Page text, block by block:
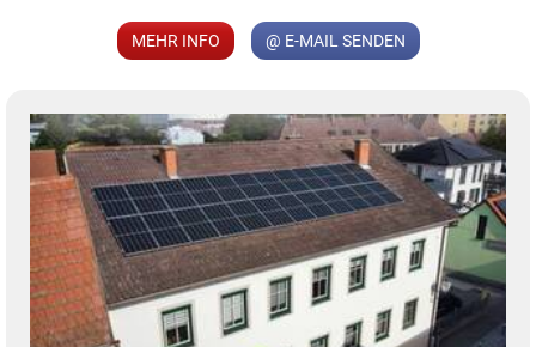
KLIS
MEHR INFO @ E-MAIL SENDEN